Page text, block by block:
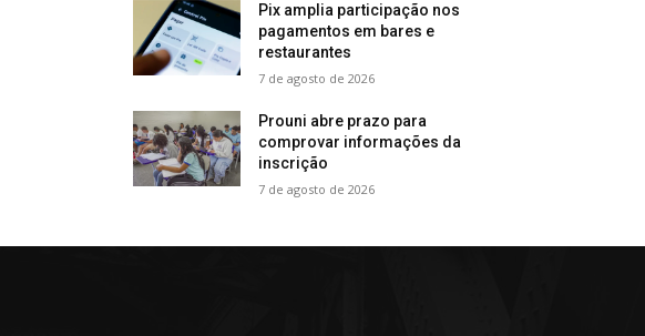
Pix amplia participação nos
pagamentos em bares e
restaurantes
7 de agosto de 2026
Prouni abre prazo para
comprovar informações da
inscrição
7 de agosto de 2026